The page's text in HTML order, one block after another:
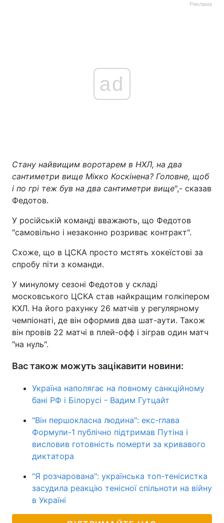
Реклама
ad
Стану найвищим воротарем в НХЛ, на два
сантиметри вище Мікко Коскінена? Головне, щоб
і по грі теж був на два сантиметри вище",- сказав
Федотов.
У російській команді вважають, що Федотов
"самовільно і незаконно розриває контракт".
Схоже, що в ЦСКА просто мстять хокеїстові за
спробу піти з команди.
У минулому сезоні Федотов у складі
московського ЦСКА став найкращим голкіпером
КХЛ. На його рахунку 26 матчів у регулярному
чемпіонаті, де він оформив два шат-аути. Також
він провів 22 матчі в плей-офф і зіграв один матч
"на нуль".
Вас також можуть зацікавити новини:
Україна наполягає на повному санкційному
бані РФ і Білорусі - Вадим Гутцайт
"Він першокласна людина": екс-глава
Формули-1 публічно підтримав Путіна і
висловив готовність померти за кривавого
диктатора
"Я розчарована": українська топ-тенісистка
засудила реакцію тенісної спільноти на війну
в Україні